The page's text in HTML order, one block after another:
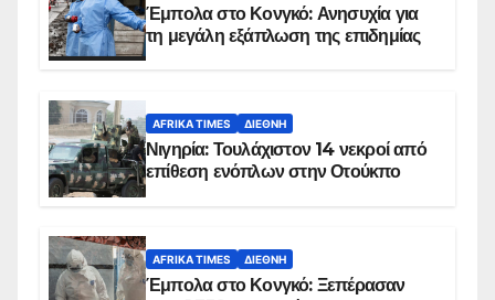
Έμπολα στο Κονγκό: Ανησυχία για
τη μεγάλη εξάπλωση της επιδημίας
AFRIKA TIMES ΔΙΕΘΝΉ
Νιγηρία: Τουλάχιστον 14 νεκροί από
επίθεση ενόπλων στην Οτούκπο
AFRIKA TIMES ΔΙΕΘΝΉ
Έμπολα στο Κονγκό: Ξεπέρασαν